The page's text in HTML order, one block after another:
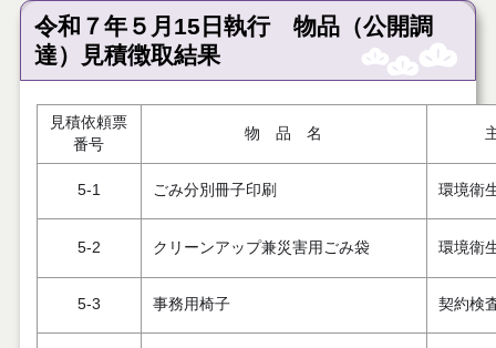
令和７年５月15日執行 物品（公開調
達）見積徴取結果
見積依頼票
番号
物 品 名
5-1 ごみ分別冊子印刷 環境衛
5-2 クリーンアップ兼災害用ごみ袋 環境衛
5-3 事務用椅子 契約検